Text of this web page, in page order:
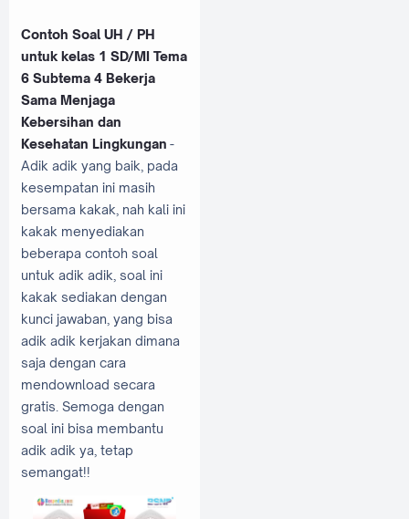
Contoh Soal UH / PH
untuk kelas 1 SD/MI Tema
6 Subtema 4 Bekerja
Sama Menjaga
Kebersihan dan
Kesehatan Lingkungan -
Adik adik yang baik, pada
kesempatan ini masih
bersama kakak, nah kali ini
kakak menyediakan
beberapa contoh soal
untuk adik adik, soal ini
kakak sediakan dengan
kunci jawaban, yang bisa
adik adik kerjakan dimana
saja dengan cara
mendownload secara
gratis. Semoga dengan
soal ini bisa membantu
adik adik ya, tetap
semangat!!